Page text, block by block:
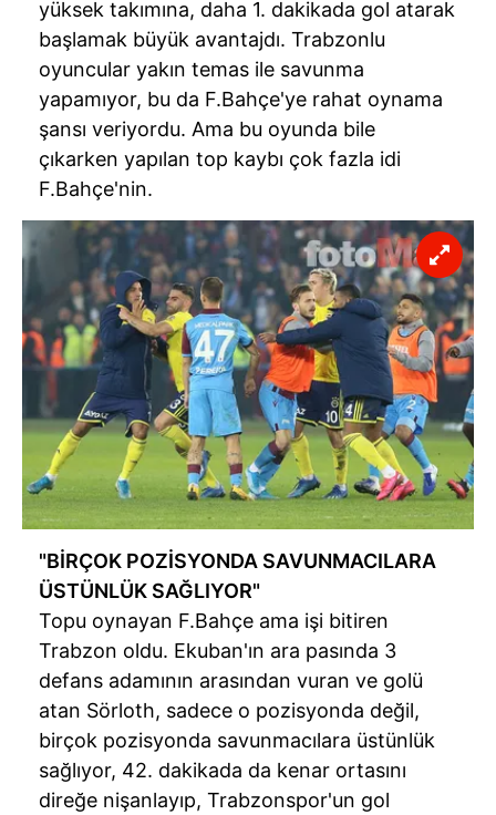
yüksek takımına, daha 1. dakikada gol atarak
başlamak büyük avantajdı. Trabzonlu
oyuncular yakın temas ile savunma
yapamıyor, bu da F.Bahçe'ye rahat oynama
şansı veriyordu. Ama bu oyunda bile
çıkarken yapılan top kaybı çok fazla idi
F.Bahçe'nin.
"BİRÇOK POZİSYONDA SAVUNMACILARA
ÜSTÜNLÜK SAĞLIYOR"
Topu oynayan F.Bahçe ama işi bitiren
Trabzon oldu. Ekuban'ın ara pasında 3
defans adamının arasından vuran ve golü
atan Sörloth, sadece o pozisyonda değil,
birçok pozisyonda savunmacılara üstünlük
sağlıyor, 42. dakikada da kenar ortasını
direğe nişanlayıp, Trabzonspor'un gol